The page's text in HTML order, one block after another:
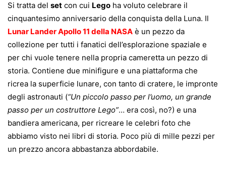
Si tratta del set con cui Lego ha voluto celebrare il
cinquantesimo anniversario della conquista della Luna. Il
Lunar Lander Apollo 11 della NASA è un pezzo da
collezione per tutti i fanatici dell’esplorazione spaziale e
per chi vuole tenere nella propria cameretta un pezzo di
storia. Contiene due minifigure e una piattaforma che
ricrea la superficie lunare, con tanto di cratere, le impronte
degli astronauti (“Un piccolo passo per l’uomo, un grande
passo per un costruttore Lego”… era così, no?) e una
bandiera americana, per ricreare le celebri foto che
abbiamo visto nei libri di storia. Poco più di mille pezzi per
un prezzo ancora abbastanza abbordabile.